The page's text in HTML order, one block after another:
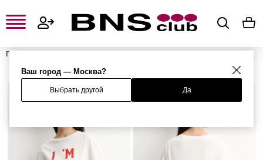
Ваш город — Москва?
Выбрать другой Да
Главная
Женская одежда
%